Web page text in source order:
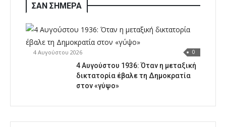
ΣΑΝ ΣΗΜΕΡΑ
4 Αυγούστου 2026 0
4 Αυγούστου 1936: Όταν η μεταξική
δικτατορία έβαλε τη Δημοκρατία
στον «γύψο»